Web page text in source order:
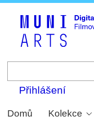
Přihlášení
Domů Kolekce